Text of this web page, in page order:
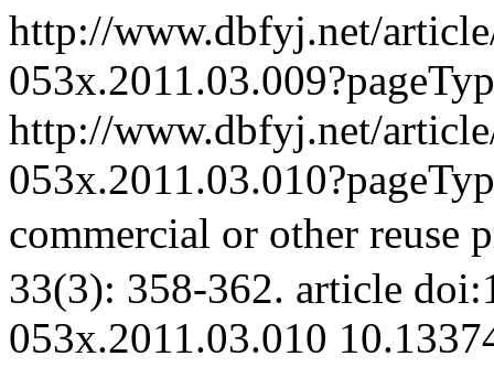
http://www.dbfyj.net/
http://www.dbfyj.net/
commercial or other reuse
33(3): 358-362. article
053x.2011.03.010